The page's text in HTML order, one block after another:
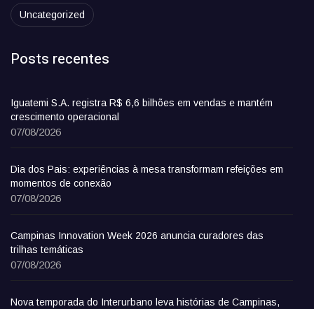
Uncategorized
Posts recentes
Iguatemi S.A. registra R$ 6,6 bilhões em vendas e mantém
crescimento operacional
07/08/2026
Dia dos Pais: experiências à mesa transformam refeições em
momentos de conexão
07/08/2026
Campinas Innovation Week 2026 anuncia curadores das
trilhas temáticas
07/08/2026
Nova temporada do Interurbano leva histórias de Campinas,